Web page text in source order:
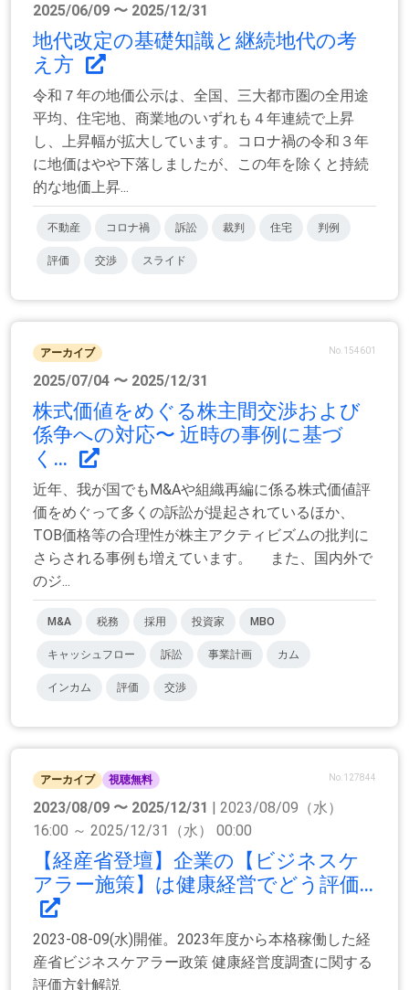
2025/06/09 〜 2025/12/31
地代改定の基礎知識と継続地代の考
え方
令和７年の地価公示は、全国、三大都市圏の全用途
平均、住宅地、商業地のいずれも４年連続で上昇
し、上昇幅が拡大しています。コロナ禍の令和３年
に地価はやや下落しましたが、この年を除くと持続
的な地価上昇...
不動産 コロナ禍 訴訟 裁判 住宅 判例
評価 交渉 スライド
アーカイブ No.154601
2025/07/04 〜 2025/12/31
株式価値をめぐる株主間交渉および
係争への対応〜 近時の事例に基づ
く...
近年、我が国でもM&Aや組織再編に係る株式価値評
価をめぐって多くの訴訟が提起されているほか、
TOB価格等の合理性が株主アクティビズムの批判に
さらされる事例も増えています。 また、国内外で
のジ...
M&A 税務 採用 投資家 MBO
キャッシュフロー 訴訟 事業計画 カム
インカム 評価 交渉
アーカイブ 視聴無料 No.127844
2023/08/09 〜 2025/12/31
| 2023/08/09（水）
16:00 ～ 2025/12/31（水） 00:00
【経産省登壇】企業の【ビジネスケ
アラー施策】は健康経営でどう評価...
2023-08-09(水)開催。2023年度から本格稼働した経
産省ビジネスケアラー政策 健康経営度調査に関する
評価方針解説